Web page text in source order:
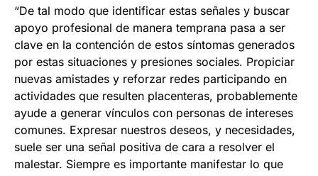
“De tal modo que identificar estas señales y buscar
apoyo profesional de manera temprana pasa a ser
clave en la contención de estos síntomas generados
por estas situaciones y presiones sociales. Propiciar
nuevas amistades y reforzar redes participando en
actividades que resulten placenteras, probablemente
ayude a generar vínculos con personas de intereses
comunes. Expresar nuestros deseos, y necesidades,
suele ser una señal positiva de cara a resolver el
malestar. Siempre es importante manifestar lo que